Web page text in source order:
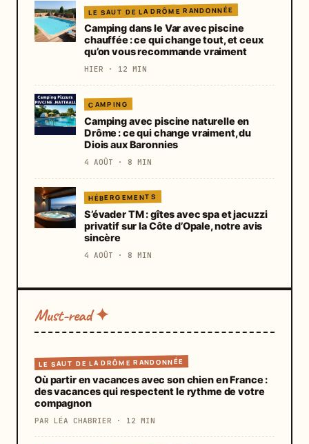
LE SAUT DE LA DRÔME RANDONNÉE
Camping dans le Var avec piscine
chauffée : ce qui change tout, et ceux
qu’on vous recommande vraiment
HIER · 12 MIN
CAMPING
Camping avec piscine naturelle en
Drôme : ce qui change vraiment, du
Diois aux Baronnies
4 AOÛT · 8 MIN
HÉBERGEMENTS
S’évader TM : gîtes avec spa et jacuzzi
privatif sur la Côte d’Opale, notre avis
sincère
4 AOÛT · 8 MIN
Must-read ✦
LE SAUT DE LA DRÔME RANDONNÉE
Où partir en vacances avec son chien en France :
des vacances qui respectent le rythme de votre
compagnon
PAR LÉA CHABRIER · 12 MIN